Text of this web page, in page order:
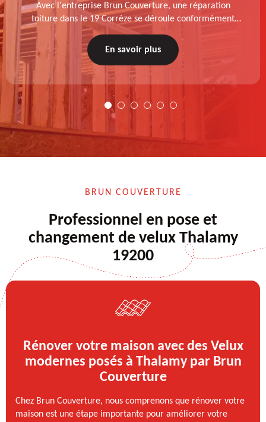
Avec l'entreprise Brun Couverture, une réparation
toiture dans le 19 Corrèze se déroule conformément
aux normes : diagnostic au prélable, choix de la
technique à appliquer, test après remise en état.
En savoir plus
BRUN COUVERTURE
Professionnel en pose et
changement de velux Thalamy
19200
Rénover votre maison avec des Velux
modernes posés à Thalamy par Brun
Couverture
Chez Brun Couverture, nous comprenons que rénover votre
maison est une étape importante pour améliorer votre